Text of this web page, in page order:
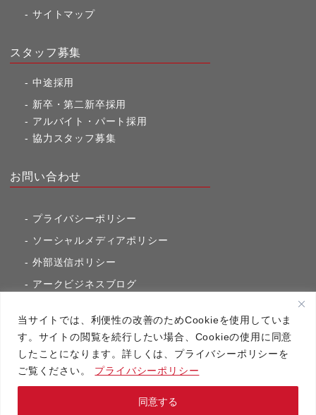
当サイトでは、利便性の改善のためCookieを使用していま
す。サイトの閲覧を続行したい場合、Cookieの使用に同意
したことになります。詳しくは、プライバシーポリシーを
ご覧ください。
プライバシーポリシー
同意する
サイトマップ
スタッフ募集
中途採用
新卒・第二新卒採用
アルバイト・パート採用
協力スタッフ募集
お問い合わせ
プライバシーポリシー
ソーシャルメディアポリシー
外部送信ポリシー
アークビジネスブログ
アーク・コミュニケーションズ
Copyright（C）2020 アーク・コミュニケーションズ All RightsReserved.